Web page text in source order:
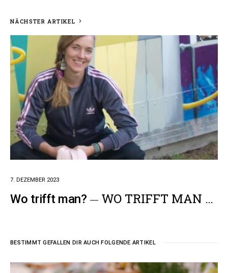
NÄCHSTER ARTIKEL
7. DEZEMBER 2023
Wo trifft man? WO TRIFFT MAN …
BESTIMMT GEFALLEN DIR AUCH FOLGENDE ARTIKEL